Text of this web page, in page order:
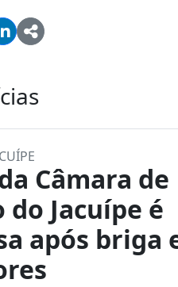
Câmara de
do Jacuípe é
após briga